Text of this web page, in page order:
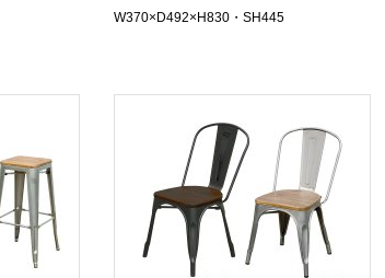
W370×D492×H830・SH445